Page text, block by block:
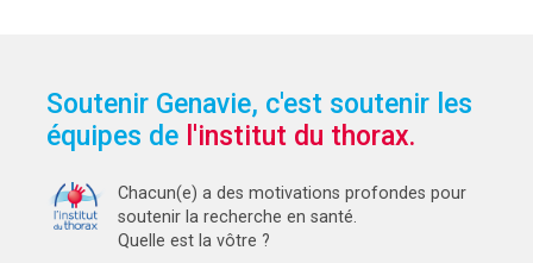
Soutenir Genavie, c'est soutenir les
équipes de l'institut du thorax.
Chacun(e) a des motivations profondes pour
soutenir la recherche en santé.
Quelle est la vôtre ?